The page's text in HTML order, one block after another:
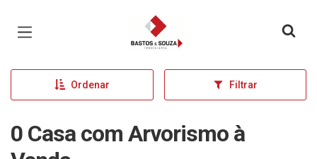
Página inicial
Ordenar Filtrar
0 Casa com Arvorismo à